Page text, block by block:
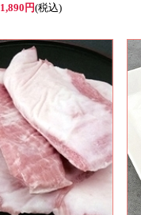
1,890円(税込)